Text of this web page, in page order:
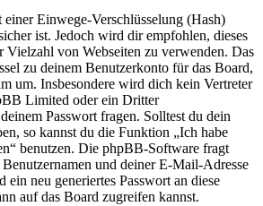
Einwege-Verschlüsselung (Hash)
ist. Jedoch wird dir empfohlen, dieses
Vielzahl von Webseiten zu verwenden. Das
zu deinem Benutzerkonto für das Board,
um. Insbesondere wird dich kein Vertreter
Limited oder ein Dritter
Passwort fragen. Solltest du dein
so kannst du die Funktion „Ich habe
benutzen. Die phpBB-Software fragt
und deiner E-Mail-Adresse
ein neu generiertes Passwort an diese
auf das Board zugreifen kannst.